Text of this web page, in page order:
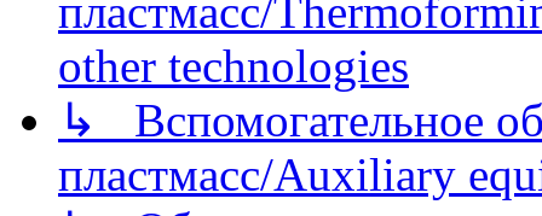
пластмасс/
other technologies
↳ Вспомогательное
пластмасс/Auxiliary